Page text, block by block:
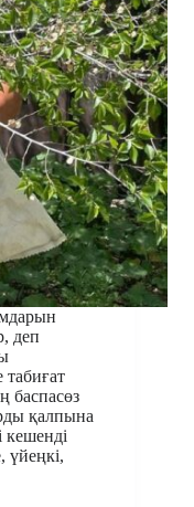
деп
баспасөз
қалпына
кешенді
үйеңкі,